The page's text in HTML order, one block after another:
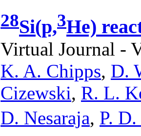
28Si(p,3He)
Virtual Journal -
K. A. Chipps, D.
Cizewski, R. L.
D. Nesaraja, P. D.